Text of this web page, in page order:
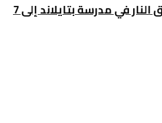
ارتفاع عدد قتلى إطلاق النار في مدرسة بتايلاند إلى 7